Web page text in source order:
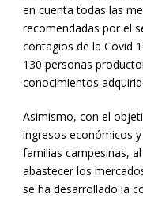
en cuenta todas las
recomendadas por el
contagios de la Covid
130 personas
conocimientos
Asimismo, con el
ingresos económicos
familias campesinas,
abastecer los
se ha desarrollado la